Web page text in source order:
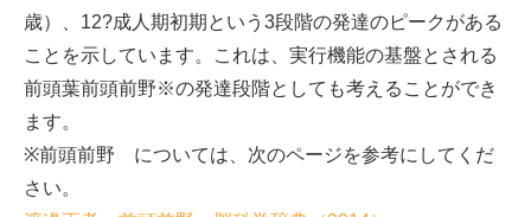
歳）、12?成人期初期という3段階の発達のピークがある
ことを示しています。これは、実行機能の基盤とされる
前頭葉前頭前野※の発達段階としても考えることができ
ます。
※前頭前野 については、次のページを参考にしてくだ
さい。